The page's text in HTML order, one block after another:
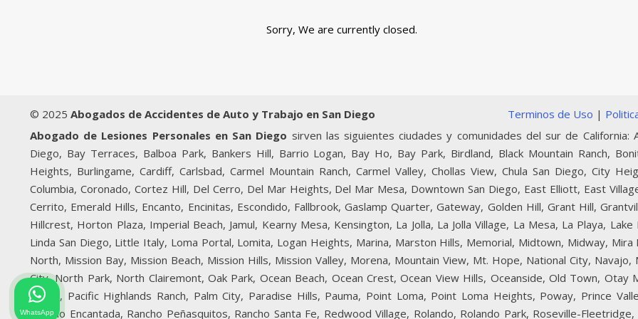
Sorry, We are currently closed.
© 2025 Abogados de Accidentes de Auto y Trabajo en San Diego Terminos de Uso |
Abogado de Lesiones Personales en San Diego sirven las siguientes ciudades y comunidades del sur de California:
Diego, Bay Terraces, Balboa Park, Bankers Hill, Barrio Logan, Bay Ho, Bay Park, Birdland, Black Mountain Ranch,
Heights, Burlingame, Cardiff, Carlsbad, Carmel Mountain Ranch, Carmel Valley, Chollas View, Chula San Diego, City
Columbia, Coronado, Cortez Hill, Del Cerro, Del Mar Heights, Del Mar Mesa, Downtown San Diego, East Elliott, East
Cerrito, Emerald Hills, Encanto, Encinitas, Escondido, Fallbrook, Gaslamp Quarter, Gateway, Golden Hill, Grant Hill,
Hillcrest, Horton Plaza, Imperial Beach, Jamul, Kearny Mesa, Kensington, La Jolla, La Jolla Village, La Mesa, La Playa, Lake
Linda San Diego, Little Italy, Loma Portal, Lomita, Logan Heights, Marina, Marston Hills, Memorial, Midtown, Midway, Mira
North, Mission Bay, Mission Beach, Mission Hills, Mission Valley, Morena, Mountain View, Mt. Hope, National City, Navajo,
City, North Park, North Clairemont, Oak Park, Ocean Beach, Ocean Crest, Ocean View Hills, Oceanside, Old Town, Otay
Beach, Pacific Highlands Ranch, Palm City, Paradise Hills, Pauma, Point Loma, Point Loma Heights, Poway, Prince
Rancho Encantada, Rancho Peñasquitos, Rancho Santa Fe, Redwood Village, Rolando, Rolando Park, Roseville-Fleetridge,
WhatsApp